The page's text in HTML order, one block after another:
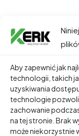
Aby zapewnić jak
technologii, takich
uzyskiwania
technologie pozwoli
zachowanie
na tej stronie. Brak
może niekorzystnie